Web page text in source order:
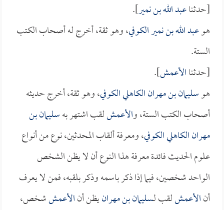
[حدثناعبد الله بن نمير].
هوعبد الله بن نمير الكوفي، وهو ثقة، أخرج له أصحاب الكتب
الستة.
[حدثناالأعمش].
هوسليمان بن مهران الكاهلي الكوفي، وهو ثقة، أخرج حديثه
أصحاب الكتب الستة، والأعمشلقب اشتهر بهسليمان بن
مهران الكاهلي الكوفي، ومعرفة ألقاب المحدثين، نوع من أنواع
علوم الحديث فائدة معرفة هذا النوع أن لا يظن الشخص
الواحد شخصين، فيما إذا ذكر باسمه وذكر بلقبه، فمن لا يعرف
أنالأعمشلقب لـسليمان بن مهرانيظن أنالأعمششخص،